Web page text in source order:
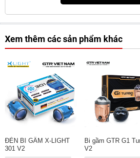
Xem thêm các sản phẩm khác
ĐÈN BI GẦM X-LIGHT
301 V2
Bi gầm GTR G1
V2